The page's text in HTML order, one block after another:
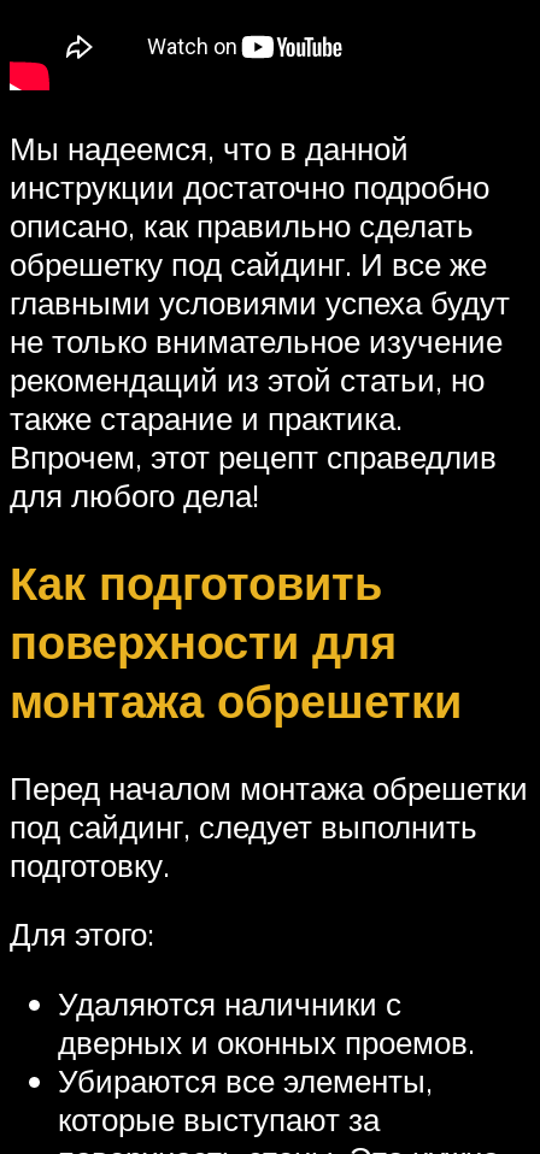
Мы надеемся, что в данной
инструкции достаточно подробно
описано, как правильно сделать
обрешетку под сайдинг. И все же
главными условиями успеха будут
не только внимательное изучение
рекомендаций из этой статьи, но
также старание и практика.
Впрочем, этот рецепт справедлив
для любого дела!
Как подготовить
поверхности для
монтажа обрешетки
Перед началом монтажа обрешетки
под сайдинг, следует выполнить
подготовку.
Для этого:
Удаляются наличники с
дверных и оконных проемов.
Убираются все элементы,
которые выступают за